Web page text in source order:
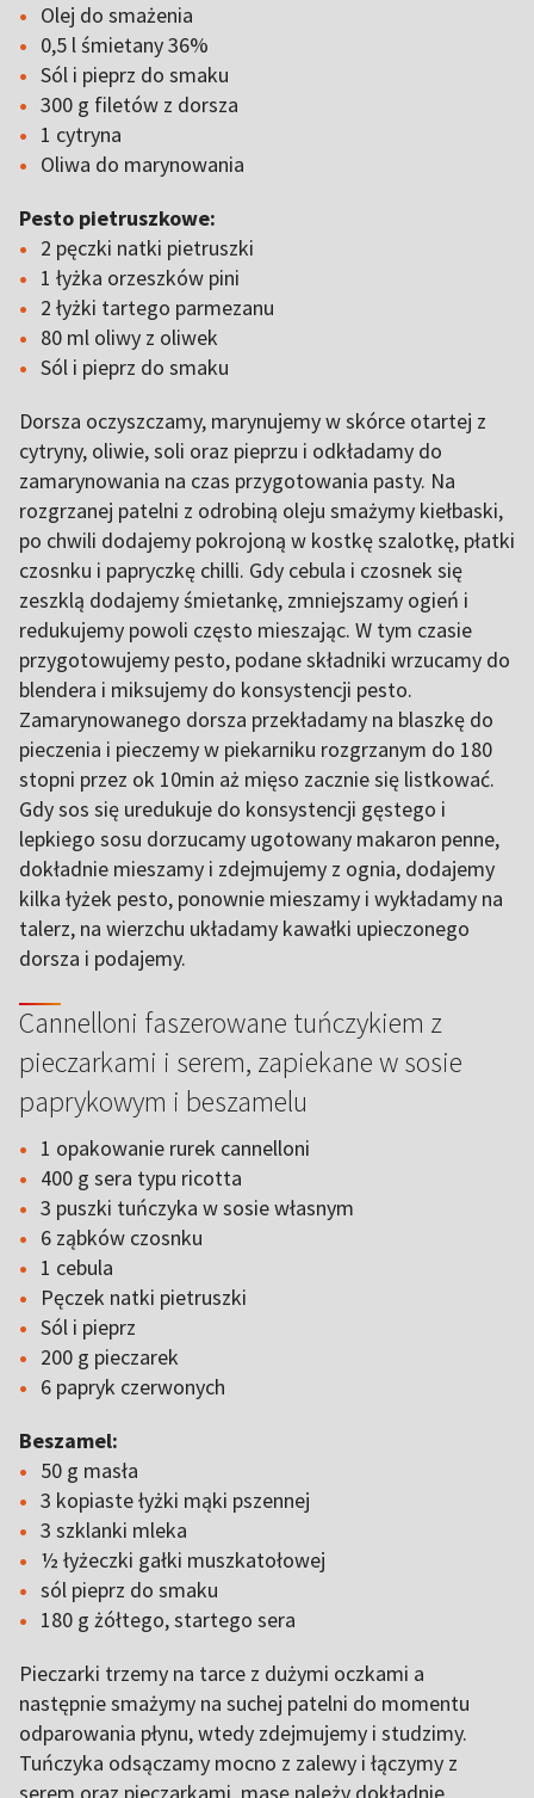
Olej do smażenia
0,5 l śmietany 36%
Sól i pieprz do smaku
300 g filetów z dorsza
1 cytryna
Oliwa do marynowania
Pesto pietruszkowe:
2 pęczki natki pietruszki
1 łyżka orzeszków pini
2 łyżki tartego parmezanu
80 ml oliwy z oliwek
Sól i pieprz do smaku
Dorsza oczyszczamy, marynujemy w skórce otartej z
cytryny, oliwie, soli oraz pieprzu i odkładamy do
zamarynowania na czas przygotowania pasty. Na
rozgrzanej patelni z odrobiną oleju smażymy kiełbaski,
po chwili dodajemy pokrojoną w kostkę szalotkę, płatki
czosnku i papryczkę chilli. Gdy cebula i czosnek się
zeszklą dodajemy śmietankę, zmniejszamy ogień i
redukujemy powoli często mieszając. W tym czasie
przygotowujemy pesto, podane składniki wrzucamy do
blendera i miksujemy do konsystencji pesto.
Zamarynowanego dorsza przekładamy na blaszkę do
pieczenia i pieczemy w piekarniku rozgrzanym do 180
stopni przez ok 10min aż mięso zacznie się listkować.
Gdy sos się uredukuje do konsystencji gęstego i
lepkiego sosu dorzucamy ugotowany makaron penne,
dokładnie mieszamy i zdejmujemy z ognia, dodajemy
kilka łyżek pesto, ponownie mieszamy i wykładamy na
talerz, na wierzchu układamy kawałki upieczonego
dorsza i podajemy.
Cannelloni faszerowane tuńczykiem z
pieczarkami i serem, zapiekane w sosie
paprykowym i beszamelu
1 opakowanie rurek cannelloni
400 g sera typu ricotta
3 puszki tuńczyka w sosie własnym
6 ząbków czosnku
1 cebula
Pęczek natki pietruszki
Sól i pieprz
200 g pieczarek
6 papryk czerwonych
Beszamel:
50 g masła
3 kopiaste łyżki mąki pszennej
3 szklanki mleka
½ łyżeczki gałki muszkatołowej
sól pieprz do smaku
180 g żółtego, startego sera
Pieczarki trzemy na tarce z dużymi oczkami a
następnie smażymy na suchej patelni do momentu
odparowania płynu, wtedy zdejmujemy i studzimy.
Tuńczyka odsączamy mocno z zalewy i łączymy z